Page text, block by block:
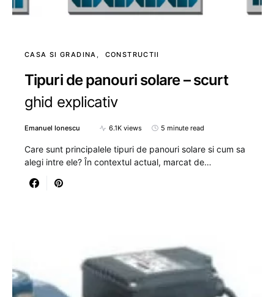
CASA SI GRADINA CONSTRUCTII
Tipuri de panouri solare – scurt
ghid explicativ
Emanuel Ionescu 6.1K views 5 minute read
Care sunt principalele tipuri de panouri solare si cum sa
alegi intre ele? În contextul actual, marcat de…